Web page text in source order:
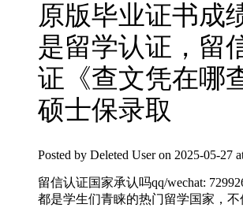
原版毕业证书成
是留学认证，留
证《查文凭在哪
硕士保录取
Posted by Deleted User on 2025-05-27
留信认证国家承认吗qq/wechat:
都是学生们青睐的热门留学国家，